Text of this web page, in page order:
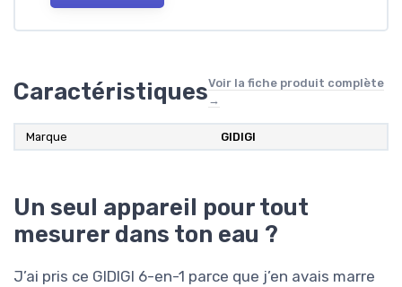
CaractéristiquesVoir la fiche produit complète
→
Marque GIDIGI
Un seul appareil pour tout
mesurer dans ton eau ?
J’ai pris ce GIDIGI 6-en-1 parce que j’en avais marre